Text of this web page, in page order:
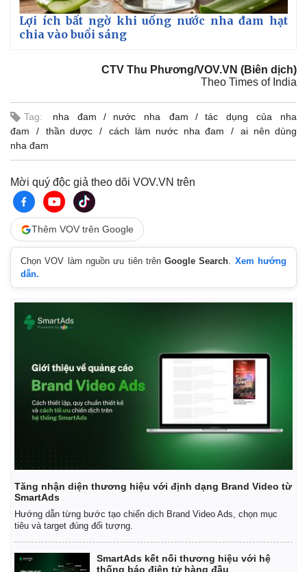
Kinh tế
Bất động sản
Khởi nghiệp
Chứng khoán
Lợi ích bất ngờ khi uống nước nha đam hạt
chia vào buổi sáng
CTV Thu Phương/VOV.VN (Biên dịch)
Theo Times of India
Tag: nha đam nước nha đam
tác dụng của nha
đam
thần dược cách làm nước nha đam
ai nên dùng
nha đam
Mời quý độc giả theo dõi VOV.VN trên
Thêm VOV trên Google
Chọn VOV làm nguồn ưu tiên trênGoogle Search. Xem hướng
dẫn.
Tăng nhận diện thương hiệu với định dạng Brand Video từ
SmartAds
Hướng dẫn từng bước tạo chiến dịch Brand Video Ads, chọn mục
tiêu và target đúng đối tượng.
SmartAds kết nối thương hiệu với hệ
thống báo điện tử hàng đầu